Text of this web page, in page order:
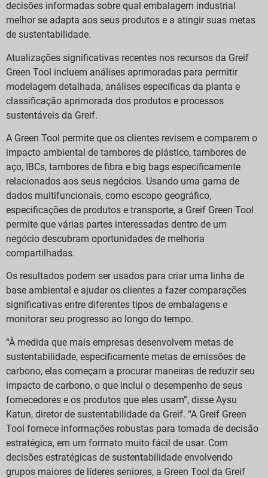
decisões informadas sobre qual embalagem industrial
melhor se adapta aos seus produtos e a atingir suas metas
de sustentabilidade.
Atualizações significativas recentes nos recursos da Greif
Green Tool incluem análises aprimoradas para permitir
modelagem detalhada, análises específicas da planta e
classificação aprimorada dos produtos e processos
sustentáveis da Greif.
A Green Tool permite que os clientes revisem e comparem o
impacto ambiental de tambores de plástico, tambores de
aço, IBCs, tambores de fibra e big bags especificamente
relacionados aos seus negócios. Usando uma gama de
dados multifuncionais, como escopo geográfico,
especificações de produtos e transporte, a Greif Green Tool
permite que várias partes interessadas dentro de um
negócio descubram oportunidades de melhoria
compartilhadas.
Os resultados podem ser usados para criar uma linha de
base ambiental e ajudar os clientes a fazer comparações
significativas entre diferentes tipos de embalagens e
monitorar seu progresso ao longo do tempo.
“À medida que mais empresas desenvolvem metas de
sustentabilidade, especificamente metas de emissões de
carbono, elas começam a procurar maneiras de reduzir seu
impacto de carbono, o que inclui o desempenho de seus
fornecedores e os produtos que eles usam”, disse Aysu
Katun, diretor de sustentabilidade da Greif. “A Greif Green
Tool fornece informações robustas para tomada de decisão
estratégica, em um formato muito fácil de usar. Com
decisões estratégicas de sustentabilidade envolvendo
grupos maiores de líderes seniores, a Green Tool da Greif